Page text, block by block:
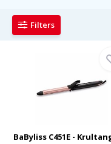
Filters
BaByliss C451E -